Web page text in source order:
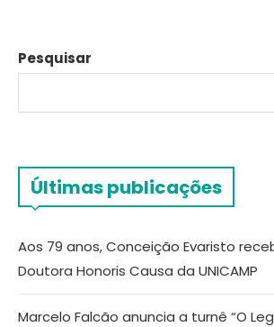
Pesquisar
Últimas publicações
Aos 79 anos, Conceição Evaristo
Doutora Honoris Causa da UNICAMP
Marcelo Falcão anuncia a turnê “O